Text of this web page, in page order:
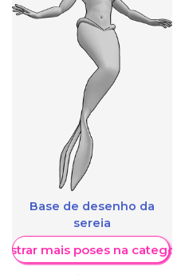
Base de desenho da
sereia
mais poses na